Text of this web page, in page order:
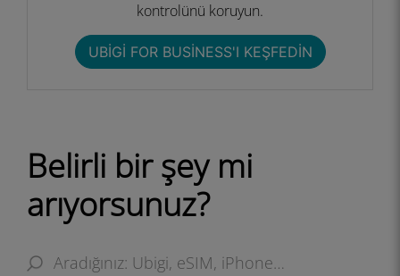
kontrolünü koruyun.
UBIGI FOR BUSINESS'I KEŞFEDIN
Belirli bir şey mi
arıyorsunuz?